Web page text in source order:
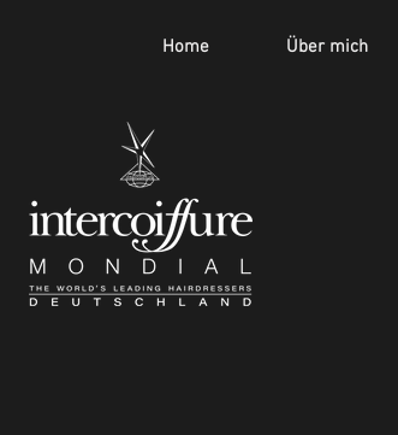
Home Über mich